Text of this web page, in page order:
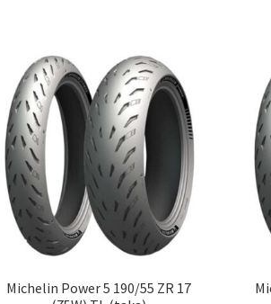
Michelin Power 5 190/55 ZR 17